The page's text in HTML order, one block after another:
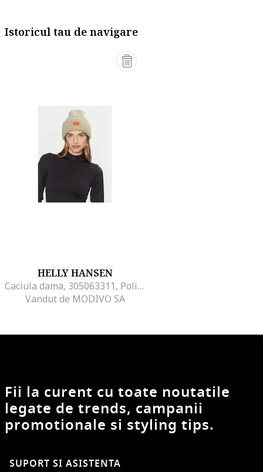
Istoricul tau de navigare
HELLY HANSEN
Caciula dama, 305063311, Poliester reciclat/Acril, One Size INTL, Verde
Vandut de MODIVO SA
Fii la curent cu toate noutatile
legate de trends, campanii
promotionale si styling tips.
SUPORT SI ASISTENTA